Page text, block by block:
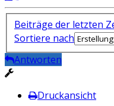
Beiträge der letzten
Sortiere nach
Antworten
Druckansicht